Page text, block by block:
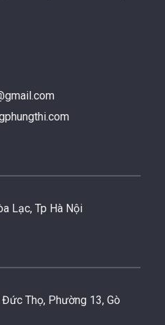
Lạc, Tp Hà Nội
Thọ, Phường 13, Gò